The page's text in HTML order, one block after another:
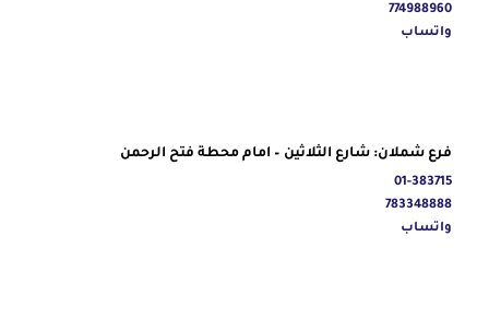
774988960
واتساب
فرع شملان: شارع الثلاثين – امام محطة فتح الرحمن
01-383715
783348888
واتساب